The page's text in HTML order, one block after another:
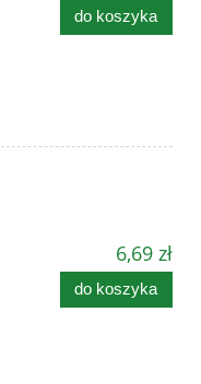
do koszyka
6,69 zł
do koszyka